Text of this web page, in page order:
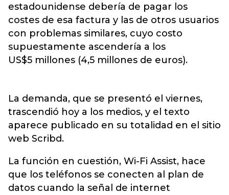
estadounidense debería de pagar los
costes de esa factura y las de otros usuarios
con problemas similares, cuyo costo
supuestamente ascendería a los
US$5 millones (4,5 millones de euros).
La demanda, que se presentó el viernes,
trascendió hoy a los medios, y el texto
aparece publicado en su totalidad en el sitio
web Scribd.
La función en cuestión, Wi-Fi Assist, hace
que los teléfonos se conecten al plan de
datos cuando la señal de internet